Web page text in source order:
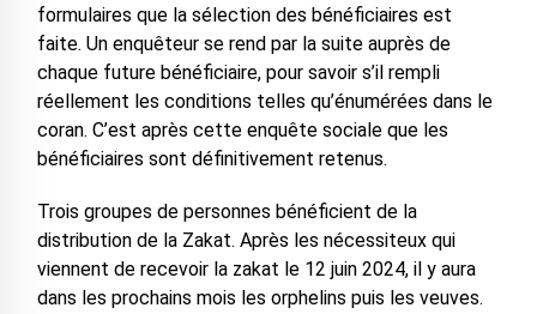
formulaires que la sélection des bénéficiaires est
faite. Un enquêteur se rend par la suite auprès de
chaque future bénéficiaire, pour savoir s’il rempli
réellement les conditions telles qu’énumérées dans le
coran. C’est après cette enquête sociale que les
bénéficiaires sont définitivement retenus.
Trois groupes de personnes bénéficient de la
distribution de la Zakat. Après les nécessiteux qui
viennent de recevoir la zakat le 12 juin 2024, il y aura
dans les prochains mois les orphelins puis les veuves.